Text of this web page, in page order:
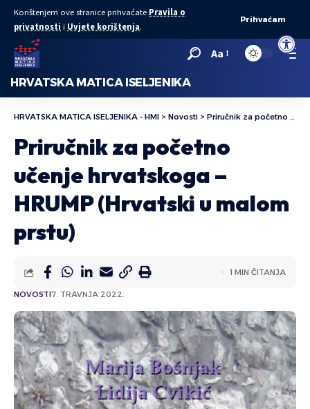
Korištenjem ove stranice prihvaćate Pravila o
privatnosti i Uvjete korištenja.
Prihvaćam
Aa
HRVATSKA MATICA ISELJENIKA
HRVATSKA MATICA ISELJENIKA - HMI > Novosti > Priručnik za početno učenje hrvatskoga – HRUMP (Hrvatski u malom prstu)
Priručnik za početno
učenje hrvatskoga –
HRUMP (Hrvatski u malom
prstu)
NOVOSTI7. TRAVNJA 2022.
1 MIN ČITANJA
Open